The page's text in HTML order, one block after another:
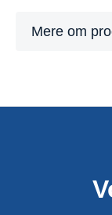
Mere om